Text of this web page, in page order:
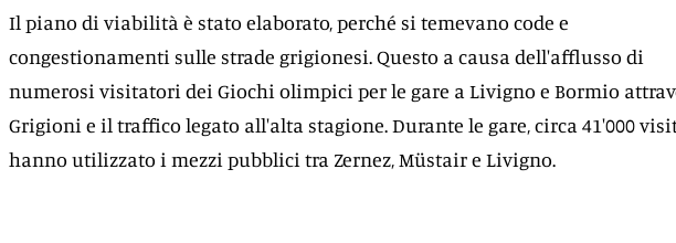
Il piano di viabilità è stato elaborato, perché si temevano code e
congestionamenti sulle strade grigionesi. Questo a causa dell'afflusso di
numerosi visitatori dei Giochi olimpici per le gare a Livigno e Bormio
Grigioni e il traffico legato all'alta stagione. Durante le gare, circa 41'000
hanno utilizzato i mezzi pubblici tra Zernez, Müstair e Livigno.